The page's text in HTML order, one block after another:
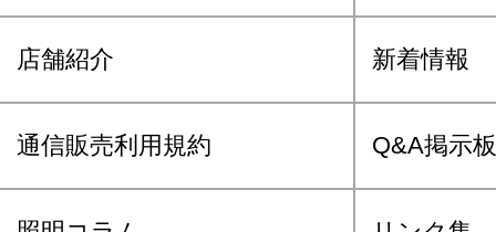
店舗紹介 新着情報
通信販売利用規約 Q&A掲示板